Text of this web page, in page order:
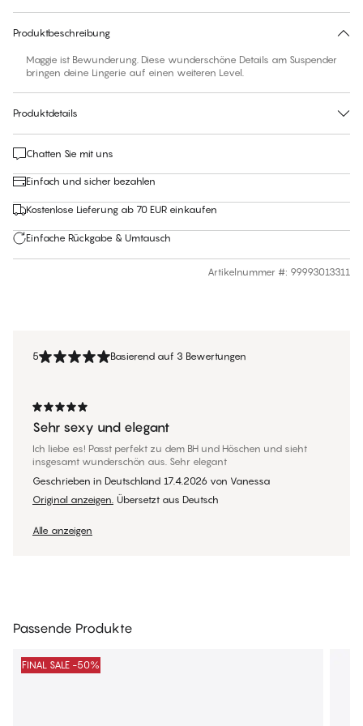
Produktbeschreibung
Maggie ist Bewunderung. Diese wunderschöne Details am Suspender
bringen deine Lingerie auf einen weiteren Level.
Produktdetails
Chatten Sie mit uns
Einfach und sicher bezahlen
Kostenlose Lieferung ab 70 EUR einkaufen
Einfache Rückgabe & Umtausch
Artikelnummer #: 99993013311
5 Basierend auf 3 Bewertungen
Sehr sexy und elegant
Ich liebe es! Passt perfekt zu dem BH und Höschen und sieht
insgesamt wunderschön aus. Sehr elegant
Geschrieben in Deutschland 17.4.2026 von Vanessa
Original anzeigen. Übersetzt aus Deutsch
Alle anzeigen
Passende Produkte
FINAL SALE -50%